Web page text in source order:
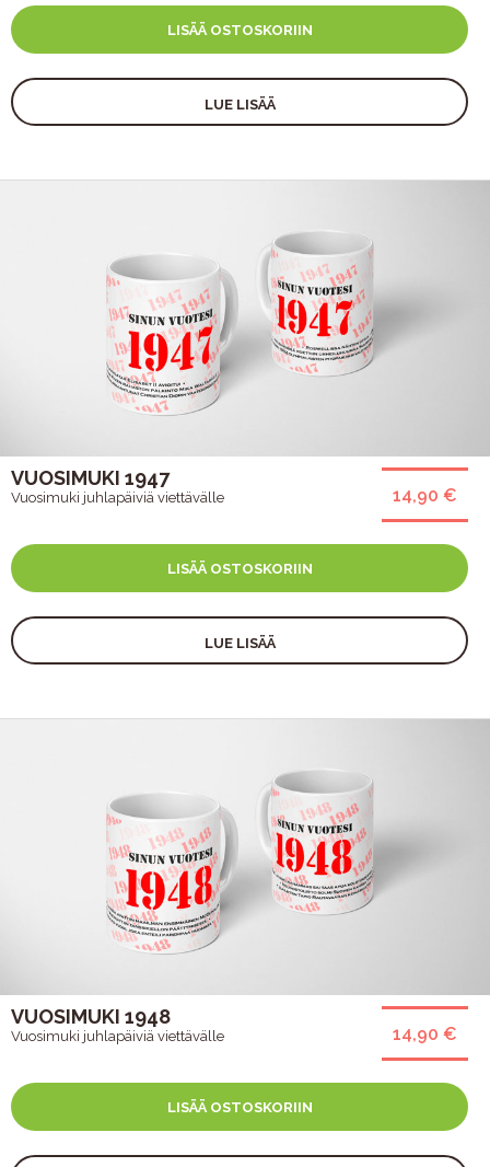
LISÄÄ OSTOSKORIIN
LUE LISÄÄ
14,90 €
VUOSIMUKI 1947
Vuosimuki juhlapäiviä viettävälle
LISÄÄ OSTOSKORIIN
LUE LISÄÄ
14,90 €
VUOSIMUKI 1948
Vuosimuki juhlapäiviä viettävälle
LISÄÄ OSTOSKORIIN